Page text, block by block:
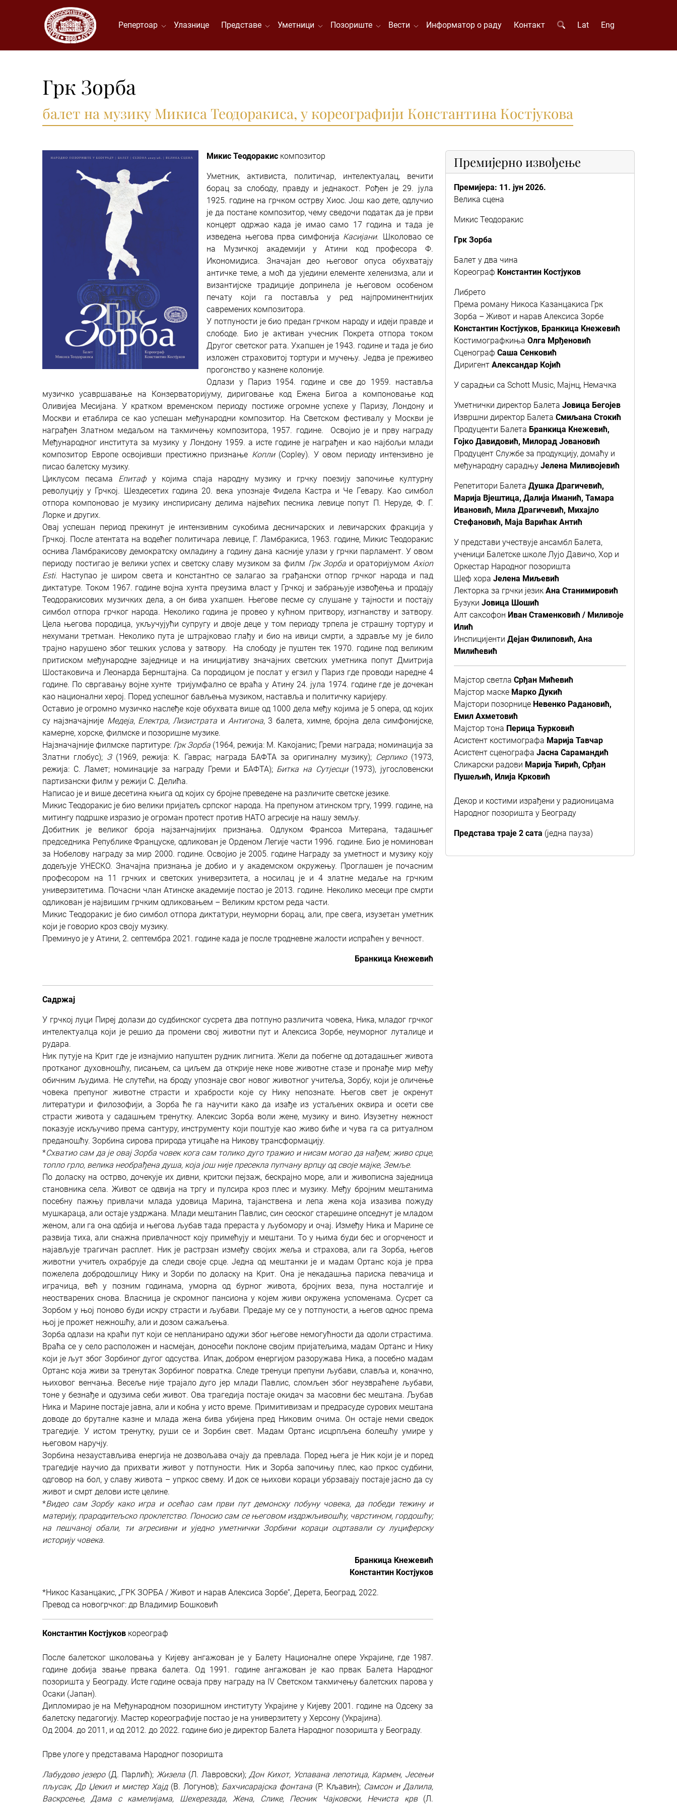
Репертоар Улазнице Представе Уметници Позориште Вести Информатор о раду Контакт Lat Eng
Грк Зорба
балет на музику Микиса Теодоракиса, у кореографији Константина Костјукова
Микис Теодоракис композитор
Уметник, активиста, политичар, интелектуалац, вечити
борац за слободу, правду и једнакост. Рођен је 29. јула
1925. године на грчком острву Хиос. Још као дете, одлучио
је да постане композитор, чему сведочи податак да је први
концерт одржао када је имао само 17 година и тада је
изведена његова прва симфонија Касијани. Школовао се
на Музичкој академији у Атини код професора Ф.
Икономидиса. Значајан део његовог опуса обухватају
античке теме, а моћ да уједини елементе хеленизма, али и
византијске традиције допринела је његовом особеном
печату који га поставља у ред најпроминентнијих
савремених композитора.
У потпуности је био предан грчком народу и идеји правде и
слободе. Био је активан учесник Покрета отпора током
Другог светског рата. Ухапшен је 1943. године и тада је био
изложен страховитој тортури и мучењу. Једва је преживео
прогонство у казнене колоније.
Одлази у Париз 1954. године и све до 1959. наставља
музичко усавршавање на Конзерваторијуму, дириговање код Ежена Бигоа а компоновање код
Оливијеа Месијана. У кратком временском периоду постиже огромне успехе у Паризу, Лондону и
Москви и етаблира се као успешан међународни композитор. На Светском фестивалу у Москви је
награђен Златном медаљом на такмичењу композитора, 1957. године. Освојио је и прву награду
Међународног института за музику у Лондону 1959. а исте године је награђен и као најбољи млади
композитор Европе освојивши престижно признање Копли(Copley). У овом периоду интензивно је
писао балетску музику.
Циклусом песама Епитаф у којима спаја народну музику и грчку поезију започиње културну
револуцију у Грчкој. Шездесетих година 20. века упознаје Фидела Кастра и Че Гевару. Као симбол
отпора компоновао је музику инспирисану делима највећих песника левице попут П. Неруде, Ф. Г.
Лорке и других.
Овај успешан период прекинут је интензивним сукобима десничарских и левичарских фракција у
Грчкој. После атентата на водећег политичара левице, Г. Ламбракиса, 1963. године, Микис Теодоракис
оснива Ламбракисову демократску омладину а годину дана касније улази у грчки парламент. У овом
периоду постигао је велики успех и светску славу музиком за филм Грк Зорба и ораторијумомAxion
Esti. Наступао је широм света и константно се залагао за грађански отпор грчког народа и пад
диктатуре. Током 1967. године војна хунта преузима власт у Грчкој и забрањује извођења и продају
Теодоракисових музичких дела, а он бива ухапшен. Његове песме су слушане у тајности и постају
симбол отпора грчког народа. Неколико година је провео у кућном притвору, изгнанству и затвору.
Цела његова породица, укључујући супругу и двоје деце у том периоду трпела је страшну тортуру и
нехумани третман. Неколико пута је штрајковао глађу и био на ивици смрти, а здравље му је било
трајно нарушено због тешких услова у затвору. На слободу је пуштен тек 1970. године под великим
притиском међународне заједнице и на иницијативу значајних светских уметника попут Дмитрија
Шостаковича и Леонарда Бернштајна. Са породицом је послат у егзил у Париз где проводи наредне 4
године. По свргавању војне хунте тријумфално се враћа у Атину 24. јула 1974. године где је дочекан
као национални херој. Поред успешног бављења музиком, наставља и политичку каријеру.
Оставио је огромно музичко наслеђе које обухвата више од 1000 дела међу којима је 5 опера, од којих
су најзначајније Медеја, Електра,Лизистрата иАнтигона, 3 балета, химне, бројна дела симфонијске,
камерне, хорске, филмске и позоришне музике.
Најзначајније филмске партитуре: Грк Зорба (1964, режија: М. Какојанис; Греми награда; номинација за
Златни глобус); З(1969, режија: К. Гаврас; награда БАФТА за оригиналну музику); Серпико(1973,
режија: С. Ламет; номинације за награду Греми и БАФТА); Битка на Сутјесци (1973), југословенски
партизански филм у режији С. Делића.
Написао је и више десетина књига од којих су бројне преведене на различите светске језике.
Микис Теодоракис је био велики пријатељ српског народа. На препуном атинском тргу, 1999. године, на
митингу подршке изразио је огроман протест против НАТО агресије на нашу земљу.
Добитник је великог броја најзанчајнијих признања. Одлуком Франсоа Митерана, тадашњег
председника Републике Француске, одликован је Орденом Легије части 1996. године. Био је номинован
за Нобелову награду за мир 2000. године. Освојио је 2005. године Награду за уметност и музику коју
додељује УНЕСКО. Значајна признања је добио и у академском окружењу. Проглашен је почасним
професором на 11 грчких и светских универзитета, а носилац је и 4 златне медаље на грчким
универзитетима. Почасни члан Атинске академије постао је 2013. године. Неколико месеци пре смрти
одликован је највишим грчким одликовањем – Великим крстом реда части.
Микис Теодоракис је био симбол отпора диктатури, неуморни борац, али, пре свега, изузетан уметник
који је говорио кроз своју музику.
Преминуо је у Атини, 2. септембра 2021. године када је после тродневне жалости испраћен у вечност.
Бранкица Кнежевић
Садржај
У грчкој луци Пиреј долази до судбинског сусрета два потпуно различита човека, Ника, младог грчког
интелектуалца који је решио да промени свој животни пут и Алексиса Зорбе, неуморног луталице и
рудара.
Ник путује на Крит где је изнајмио напуштен рудник лигнита. Жели да побегне од дотадашњег живота
протканог духовношћу, писањем, са циљем да открије неке нове животне стазе и пронађе мир међу
обичним људима. Не слутећи, на броду упознаје свог новог животног учитеља, Зорбу, који је оличење
човека препуног животне страсти и храбрости које су Нику непознате. Његов свет је окренут
литератури и филозофији, а Зорба ће га научити како да изађе из устаљених оквира и осети све
страсти живота у садашњем тренутку. Алексис Зорба воли жене, музику и вино. Изузетну нежност
показује искључиво према сантуру, инструменту који поштује као живо биће и чува га са ритуалном
преданошћу. Зорбина сирова природа утицаће на Никову трансформацију.
*Схватио сам да је овај Зорба човек кога сам толико дуго тражио и нисам могао да нађем; живо срце,
топло грло, велика необрађена душа, која још није пресекла пупчану врпцу од своје мајке, Земље.
По доласку на острво, дочекује их дивни, критски пејзаж, бескрајно море, али и живописна заједница
становника села. Живот се одвија на тргу и пулсира кроз плес и музику. Међу бројним мештанима
посебну пажњу привлачи млада удовица Марина, тајанствена и лепа жена која изазива пожуду
мушкараца, али остаје уздржана. Млади мештанин Павлис, син сеоског старешине опседнут је младом
женом, али га она одбија и његова љубав тада прераста у љубомору и очај. Између Ника и Марине се
развија тиха, али снажна привлачност коју примећују и мештани. То у њима буди бес и огорченост и
најављује трагичан расплет. Ник је растрзан између својих жеља и страхова, али га Зорба, његов
животни учитељ охрабрује да следи своје срце. Једна од мештанки је и мадам Ортанс која је прва
пожелела добродошлицу Нику и Зорби по доласку на Крит. Она је некадашња париска певачица и
играчица, већ у позним годинама, уморна од бурног живота, бројних веза, пуна носталгије и
неостварених снова. Власница је скромног пансиона у којем живи окружена успоменама. Сусрет са
Зорбом у њој поново буди искру страсти и љубави. Предаје му се у потпуности, а његов однос према
њој је прожет нежношћу, али и дозом сажаљења.
Зорба одлази на краћи пут који се непланирано одужи због његове немогућности да одоли страстима.
Враћа се у село расположен и насмејан, доносећи поклоне својим пријатељима, мадам Ортанс и Нику
који је љут због Зорбиног дугог одсуства. Ипак, добром енергијом разоружава Ника, а посебно мадам
Ортанс која живи за тренутак Зорбиног повратка. Следе тренуци препуни љубави, славља и, коначно,
њиховог венчања. Весеље није трајало дуго јер млади Павлис, сломљен због неузвраћене љубави,
тоне у безнађе и одузима себи живот. Ова трагедија постаје окидач за масовни бес мештана. Љубав
Ника и Марине постаје јавна, али и кобна у исто време. Примитивизам и предрасуде сурових мештана
доводе до бруталне казне и млада жена бива убијена пред Никовим очима. Он остаје неми сведок
трагедије. У истом тренутку, руши се и Зорбин свет. Мадам Ортанс исцрпљена болешћу умире у
његовом наручју.
Зорбина незаустављива енергија не дозвољава очају да превлада. Поред њега је Ник који је и поред
трагедије научио да прихвати живот у потпуности. Ник и Зорба започињу плес, као пркос судбини,
одговор на бол, у славу живота – упркос свему. И док се њихови кораци убрзавају постаје јасно да су
живот и смрт делови исте целине.
*Видео сам Зорбу како игра и осећао сам први пут демонску побуну човека, да победи тежину и
материју, прародитељско проклетство. Поносио сам се његовом издржљивошћу, чврстином, гордошћу;
на пешчаној обали, ти агресивни и уједно уметнички Зорбини кораци оцртавали су луциферску
историју човека.
Бранкица Кнежевић
Константин Костјуков
*Никос Казанцакис, „ГРК ЗОРБА / Живот и нарав Алексиса Зорбе“, Дерета, Београд, 2022.
Превод са новогрчког: др Владимир Бошковић
Константин Костјуков кореограф
После балетског школовања у Кијеву ангажован је у Балету Националнe опере Украјине, где 1987.
године добија звање првака балета. Од 1991. године ангажован је као првак Балета Народног
позоришта у Београду. Исте године осваја прву награду на IV Светском такмичењу балетских парова у
Осаки (Јапан).
Дипломирао је на Међународном позоришном институту Украјине у Кијеву 2001. године на Одсеку за
балетску педагогију. Мастер кореографије постао је на универзитету у Херсону (Украјина).
Од 2004. до 2011, и од 2012. до 2022. године био је директор Балета Народног позоришта у Београду.
Прве улоге у представама Народног позоришта
Лабудово језеро(Д. Парлић); Жизела (Л. Лавровски);Дон Кихот, Успавана лепотица, Кармен, Јесењи
пљусак, Др Џекил и мистер Хајд(В. Логунов); Бахчисарајска фонтана (Р. Кљавин); Самсон и Далила,
Васкрсење, Дама с камелијама, Шехерезада, Жена, Слике, Песник Чајковски, Нечиста крв(Л.
Премијерно извођење
Премијера: 11. јун 2026.
Велика сцена
Микис Теодоракис
Грк Зорба
Балет у два чина
Кореограф Константин Костјуков
Либрето
Према роману Никоса Казанцакиса Грк
Зорба – Живот и нарав Алексиса Зорбе
Константин Костјуков, Бранкица Кнежевић
Костимографкиња Олга Мрђеновић
Сценограф Саша Сенковић
Диригент Александар Којић
У сарадњи са Schott Music, Maјнц, Немачка
Уметнички директор Балета Јовица Бегојев
Извршни директор Балета Смиљана Стокић
Продуценти Балета Бранкица Кнежевић,
Гојко Давидовић, Милорад Јовановић
Продуцент Службе за продукцију, домаћу и
међународну сарадњу Јелена Миливојевић
Репетитори Балета Душка Драгичевић,
Марија Вјештица, Далија Иманић, Тамара
Ивановић, Мила Драгичевић, Михајло
Стефановић, Маја Варићак Антић
У представи учествује ансамбл Балета,
ученици Балетске школе Лујо Давичо, Хор и
Оркестар Народног позоришта
Шеф хора Јелена Миљевић
Лекторка за грчки језик Ана Станимировић
Бузуки Јовица Шошић
Алт саксофон Иван Стаменковић / Миливоје
Илић
Инспицијенти Дејан Филиповић, Ана
Милићевић
Мајстор светла Срђан Мићевић
Мајстор маске Марко Дукић
Мајстори позорнице Невенко Радановић,
Емил Ахметовић
Мајстор тона Перица Ћурковић
Асистент костимографа Марија Тавчар
Асистент сценографа Јасна Сарамандић
Сликарски радови Марија Ћирић, Срђан
Пушељић, Илија Крковић
Декор и костими израђени у радионицама
Народног позоришта у Београду
Представа траје 2 сата (једна пауза)